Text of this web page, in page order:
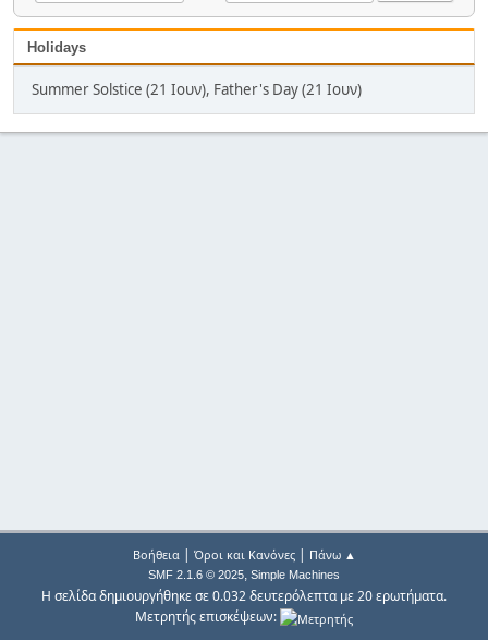
Holidays
Summer Solstice (21 Ιουν), Father's Day (21 Ιουν)
Βοήθεια| Όροι και Κανόνες| Πάνω ▲
SMF 2.1.6 © 2025, Simple Machines
Η σελίδα δημιουργήθηκε σε 0.032 δευτερόλεπτα με 20 ερωτήματα.
Μετρητής επισκέψεων: